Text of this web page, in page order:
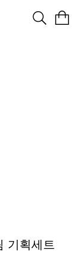
기획세트